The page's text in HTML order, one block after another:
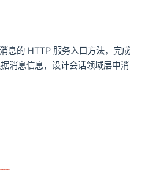
息的 HTTP 服务入口方法，完成
消息信息，设计会话领域层中消